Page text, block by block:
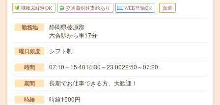
職種未経験OK 交通費別途支給あり WEB登録OK 派遣
勤務地
静岡県榛原郡
六合駅から車17分
曜日頻度 シフト制
時間 07:10～15:4014:30～23:0022:50～07:20
期間 長期でお仕事できる方、大歓迎！
時給 時給1500円